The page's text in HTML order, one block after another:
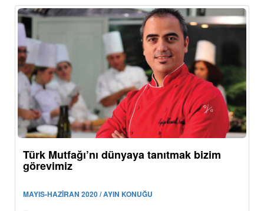
Türk Mutfağı’nı dünyaya tanıtmak bizim
görevimiz
MAYIS-HAZİRAN 2020 / AYIN KONUĞU